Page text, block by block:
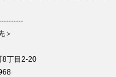
＞
8丁目2-20